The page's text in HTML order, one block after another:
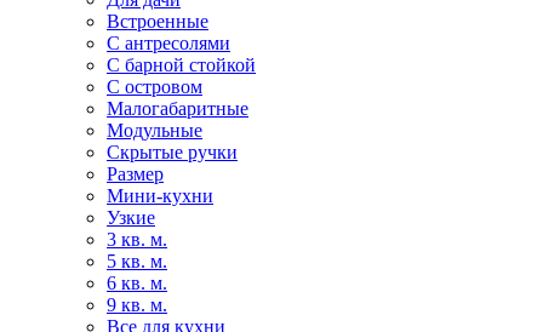
Встроенные
С антресолями
С барной стойкой
С островом
Малогабаритные
Модульные
Скрытые ручки
Размер
Мини-кухни
Узкие
3 кв. м.
5 кв. м.
6 кв. м.
9 кв. м.
Все для кухни